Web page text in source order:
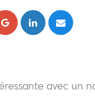
avec un